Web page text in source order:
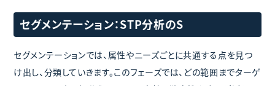
セグメンテーション：STP分析のS
セグメンテーションでは、属性やニーズごとに共通する点を見つ
け出し、分類していきます。このフェーズでは、どの範囲までターゲ